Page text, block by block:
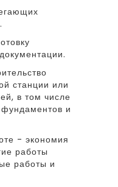
станции или
в том числе
и
- экономия
работы
работы и